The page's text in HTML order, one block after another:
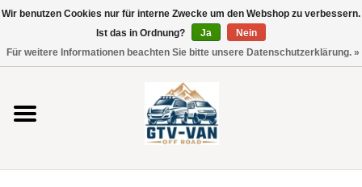
Verwende
die
nach
oben
und
unten,
Vito / V-Klasse 447
Viano /Vito 639
Wir benutzen Cookies nur für interne Zwecke um den Webshop zu verbessern.
Ist das in Ordnung?
Ja
Nein
Für weitere Informationen beachten Sie bitte unsere Datenschutzerklärung. »